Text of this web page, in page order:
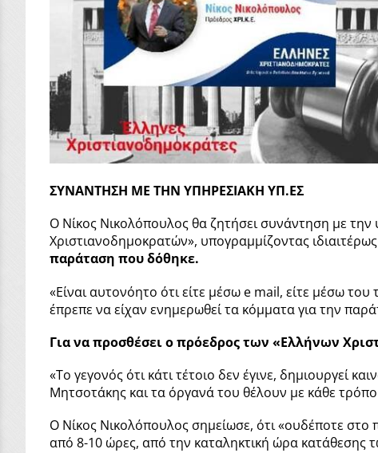
ΣΥΝΑΝΤΗΣΗ ΜΕ ΤΗΝ ΥΠΗΡΕΣΙΑΚΗ ΥΠ.ΕΣ
Ο Νίκος Νικολόπουλος θα ζητήσει συνάντηση με
Χριστιανοδημοκρατών», υπογραμμίζοντας
παράταση που δόθηκε.
«Είναι αυτονόητο ότι είτε μέσω e mail, είτε μέσω
έπρεπε να είχαν ενημερωθεί τα κόμματα για την
Για να προσθέσει ο πρόεδρος των «Ελλήνων
«Το γεγονός ότι κάτι τέτοιο δεν έγινε, δημιουργεί
Μητσοτάκης και τα όργανά του θέλουν με κάθε
Ο Νίκος Νικολόπουλος σημείωσε, ότι «ουδέποτε
από 8-10 ώρες, από την καταληκτική ώρα κατάθεσης